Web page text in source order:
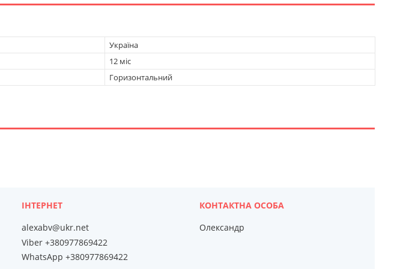
Україна
12 міс
Горизонтальний
alexabv@ukr.net
Viber +380977869422
WhatsApp +380977869422
Олександр